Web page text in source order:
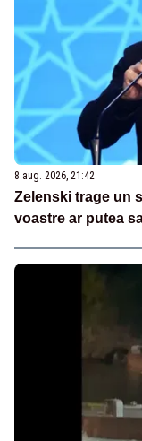
8 aug. 2026, 21:42
Zelenski trage un
voastre ar putea